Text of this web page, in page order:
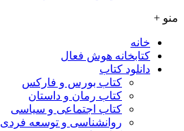
منو +
خانه
کتابخانه هوش فعال
دانلود کتاب
کتاب بورس و فارکس
کتاب رمان و داستان
کتاب اجتماعی و سیاسی
روانشناسی و توسعه فردی